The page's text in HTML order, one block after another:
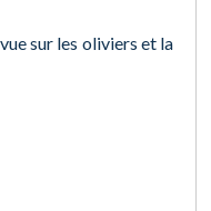
sur les oliviers et la